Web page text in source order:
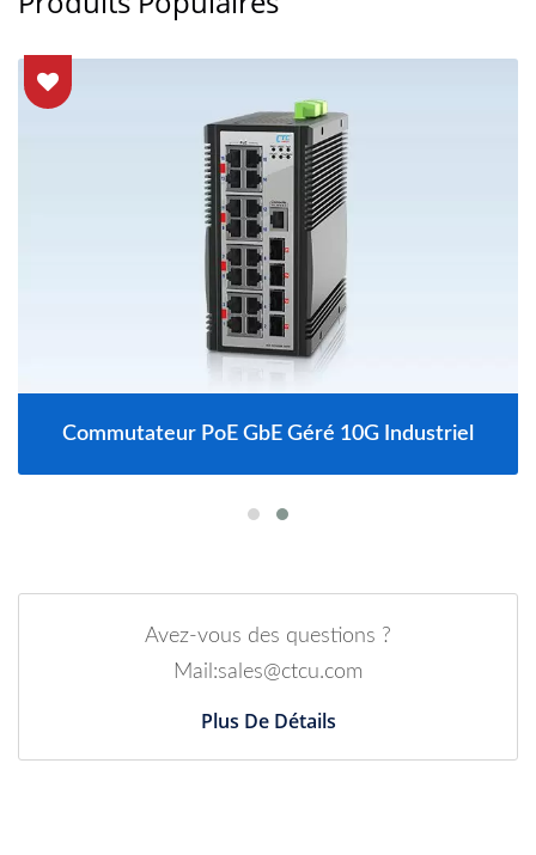
Commutateur PoE GbE Géré 10G Industriel
Avez-vous des questions ?
Mail:sales@ctcu.com
Plus De Détails